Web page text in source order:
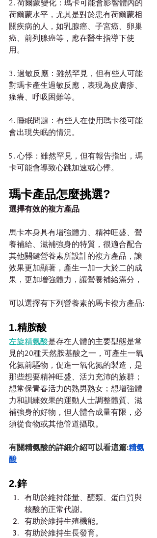
2. 荷爾蒙變化：瑪卡可能會影響體內的
荷爾蒙水平，尤其是對於患有荷爾蒙相
關疾病的人，如乳腺癌、子宮癌、卵巢
癌、前列腺癌等，應在醫生指導下使
用。
3. 過敏反應：雖然罕見，但有些人可能
對瑪卡產生過敏反應，表現為皮膚疹、
瘙癢、呼吸困難等。
4. 睡眠問題：有些人在使用瑪卡後可能
會出現失眠的情況。
5. 心悸：雖然罕見，但有報告指出，瑪
卡可能會導致心跳加速或心悸。
瑪卡產品怎麼挑選?
選擇有效的複方產品
馬卡本身具有增強體力、精神旺盛、營
養補給、滋補強身的特質，很適合配合
其他關鍵營養素所設計的複方產品，讓
效果更加顯著，產生一加一大於二的成
果，更加增強體力，讓營養補給滿分，
可以選擇有下列營養素的馬卡複方產品:
1.精胺酸
左旋精氨酸是存在人體的主要型態是常
見的20種天然胺基酸之一，可產生一氧
化氮前驅物，促進一氧化氮的製造，是
那些想要精神旺盛、活力充沛的族群；
想常保青春活力的熟男熟女；想增強體
力和訓練效果的運動人士調整體質、滋
補強身的好物，但人體合成量有限，必
須從食物或其他管道攝取。
有關精氨酸的詳細介紹可以看這篇:精氨
酸
2.鋅
有助於維持能量、醣類、蛋白質與
核酸的正常代謝。
有助於維持生殖機能。
有助於維持生長發育。